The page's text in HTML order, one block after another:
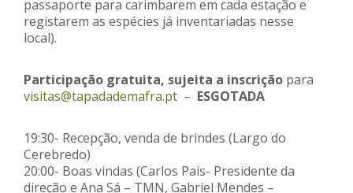
passaporte para carimbarem em cada estação e
registarem as espécies já inventariadas nesse
local).
Participação gratuita, sujeita a inscrição para
visitas@tapadademafra.pt – ESGOTADA
19:30- Recepção, venda de brindes (Largo do
Cerebredo)
20:00- Boas vindas (Carlos Pais- Presidente da
direção e Ana Sá – TMN, Gabriel Mendes –